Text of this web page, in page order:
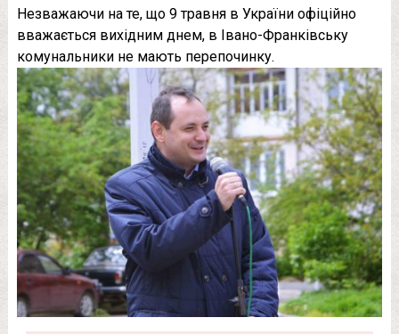
Незважаючи на те, що 9 травня в України офіційно
вважається вихідним днем, в Івано-Франківську
комунальники не мають перепочинку.